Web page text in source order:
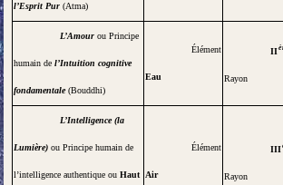
l’Esprit Pur (Atma)
L’Amourou Principe
humain del’Intuition cognitive
fondamentale(Bouddhi)
Élément
Eau
II
Rayon
L’Intelligence (la
Lumière) ou Principe humain de
l’intelligence authentique ouHaut
Élément
Air
III
Rayon